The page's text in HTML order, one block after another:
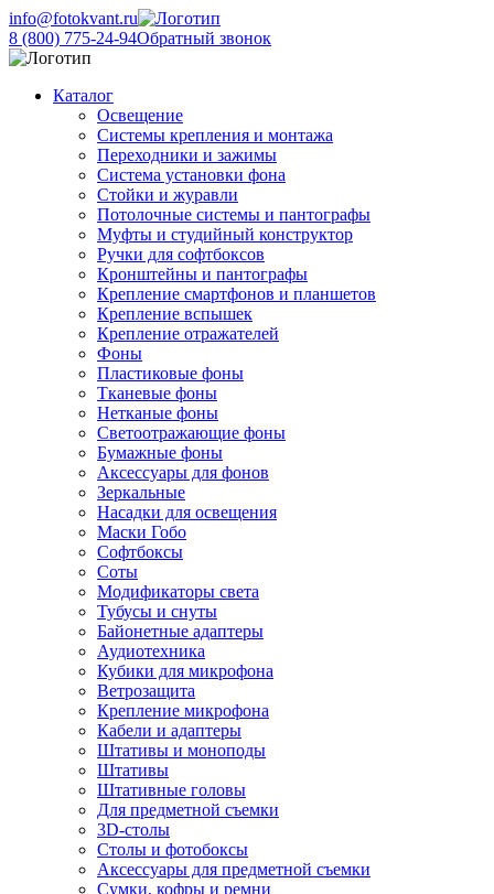
info@fotokvant.ru
8 (800) 775-24-94Обратный звонок
Каталог
Освещение
Системы крепления и монтажа
Переходники и зажимы
Система установки фона
Стойки и журавли
Потолочные системы и пантографы
Муфты и студийный конструктор
Ручки для софтбоксов
Кронштейны и пантографы
Крепление смартфонов и планшетов
Крепление вспышек
Крепление отражателей
Фоны
Пластиковые фоны
Тканевые фоны
Нетканые фоны
Светоотражающие фоны
Бумажные фоны
Аксессуары для фонов
Зеркальные
Насадки для освещения
Маски Гобо
Софтбоксы
Соты
Модификаторы света
Тубусы и снуты
Байонетные адаптеры
Аудиотехника
Кубики для микрофона
Ветрозащита
Крепление микрофона
Кабели и адаптеры
Штативы и моноподы
Штативы
Штативные головы
Для предметной съемки
3D-столы
Столы и фотобоксы
Аксессуары для предметной съемки
Сумки, кофры и ремни